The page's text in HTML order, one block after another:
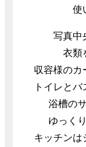
使
写真中
衣類
収容様のカ
トイレと
浴槽の
ゆっく
キッチンは